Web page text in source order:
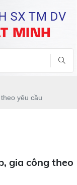
yêu cầu
gia công theo